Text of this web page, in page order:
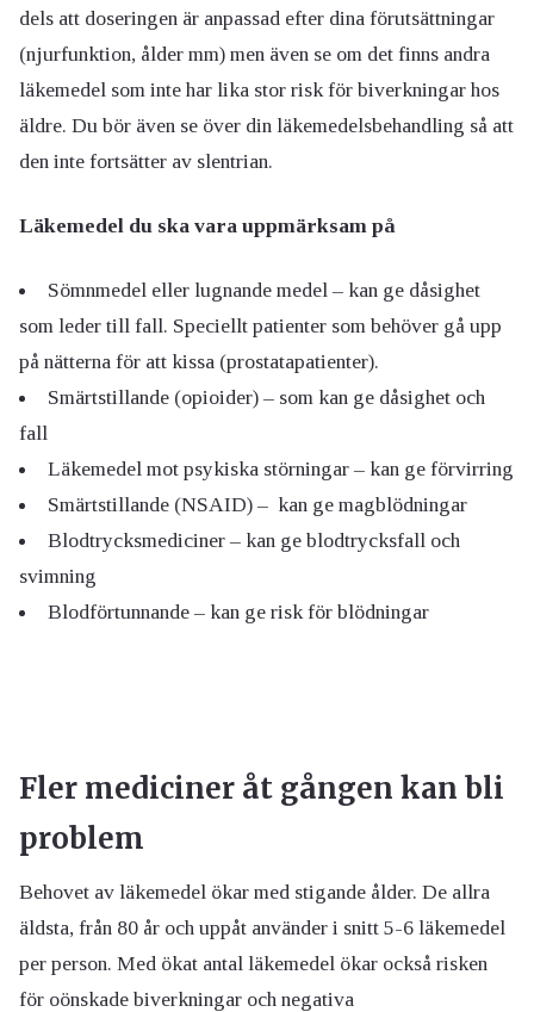
dels att doseringen är anpassad efter dina förutsättningar
(njurfunktion, ålder mm) men även se om det finns andra
läkemedel som inte har lika stor risk för biverkningar hos
äldre. Du bör även se över din läkemedelsbehandling så att
den inte fortsätter av slentrian.
Läkemedel du ska vara uppmärksam på
Sömnmedel eller lugnande medel – kan ge dåsighet
som leder till fall. Speciellt patienter som behöver gå upp
på nätterna för att kissa (prostatapatienter).
Smärtstillande (opioider) – som kan ge dåsighet och
fall
Läkemedel mot psykiska störningar – kan ge förvirring
Smärtstillande (NSAID) – kan ge magblödningar
Blodtrycksmediciner – kan ge blodtrycksfall och
svimning
Blodförtunnande – kan ge risk för blödningar
Fler mediciner åt gången kan bli
problem
Behovet av läkemedel ökar med stigande ålder. De allra
äldsta, från 80 år och uppåt använder i snitt 5-6 läkemedel
per person. Med ökat antal läkemedel ökar också risken
för oönskade biverkningar och negativa